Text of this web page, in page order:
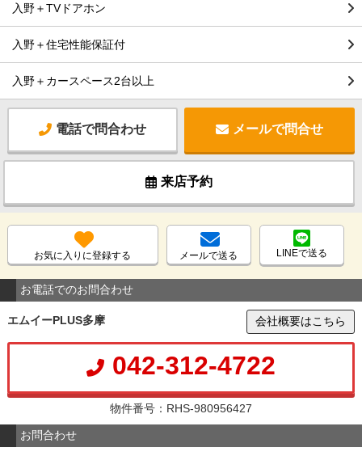
入野＋TVドアホン
入野＋住宅性能保証付
入野＋カースペース2台以上
電話で問合わせ メールで問合せ
来店予約
お気に入りに登録する メールで送る LINEで送る
お電話でのお問合わせ
エムイーPLUS多摩 会社概要はこちら
042-312-4722
物件番号：RHS-980956427
お問合わせ